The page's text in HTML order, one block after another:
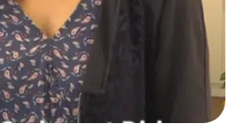
Responsables